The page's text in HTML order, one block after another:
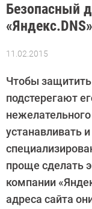
Безопасный
«Яндекс.DNS»
11.02.2015
Автор:
Ларионов
Чтобы
подстерегают
устанавливать
проще сделать
компании
адреса сайта